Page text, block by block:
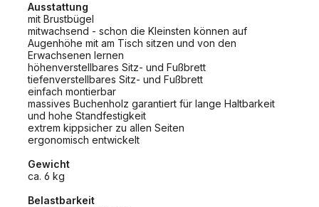
Ausstattung
mit Brustbügel
mitwachsend - schon die Kleinsten können auf
Augenhöhe mit am Tisch sitzen und von den
Erwachsenen lernen
höhenverstellbares Sitz- und Fußbrett
tiefenverstellbares Sitz- und Fußbrett
einfach montierbar
massives Buchenholz garantiert für lange Haltbarkeit
und hohe Standfestigkeit
extrem kippsicher zu allen Seiten
ergonomisch entwickelt
Gewicht
ca. 6 kg
Belastbarkeit